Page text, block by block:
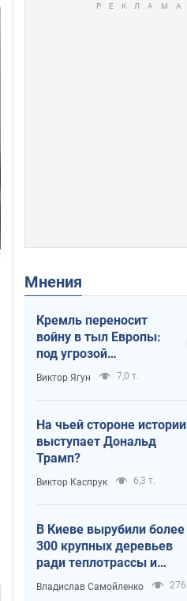
Мнения
Кремль переносит
войну в тыл Европы:
под угрозой
критическая
логистика
Виктор Ягун 7,0 т.
На чьей стороне истории
выступает Дональд
Трамп?
Виктор Каспрук 6,3 т.
В Киеве вырубили более
300 крупных деревьев
ради теплотрассы и
вопреки Генплану
Владислав Самойленко 276